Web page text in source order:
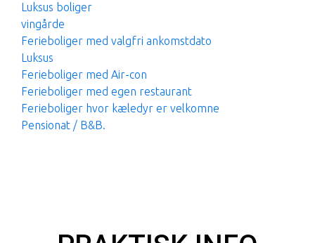
Luksus boliger
vingårde
Ferieboliger med valgfri ankomstdato
Luksus
Ferieboliger med Air-con
Ferieboliger med egen restaurant
Ferieboliger hvor kæledyr er velkomne
Pensionat / B&B.